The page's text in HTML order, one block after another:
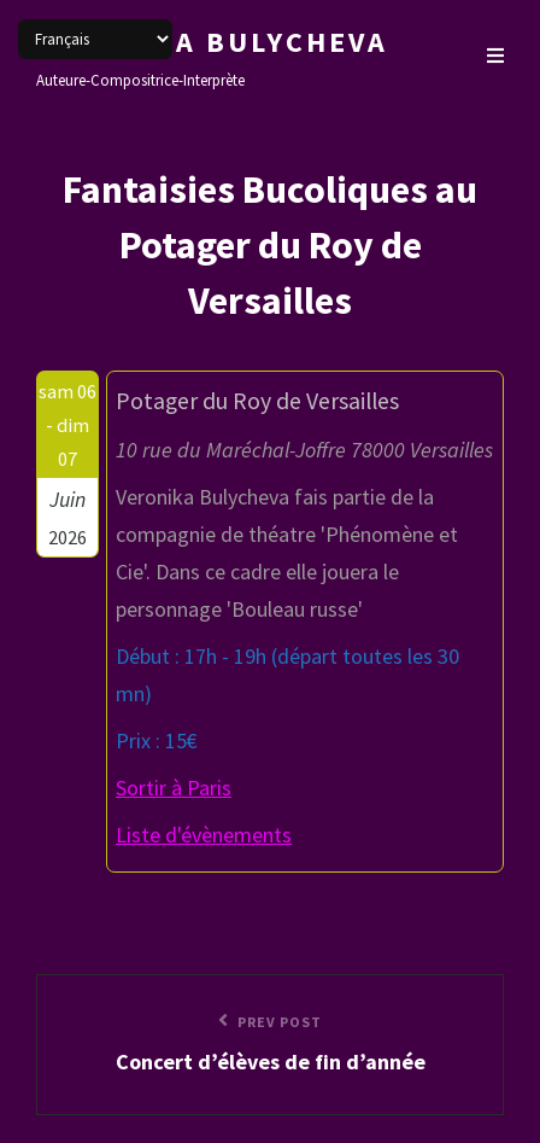
VERONIKA BULYCHEVA
Auteure-Compositrice-Interprète
Fantaisies Bucoliques au
Potager du Roy de
Versailles
sam 06
- dim
07
Juin
2026
Potager du Roy de Versailles
10 rue du Maréchal-Joffre 78000 Versailles
Veronika Bulycheva fais partie de la
compagnie de théatre 'Phénomène et
Cie'. Dans ce cadre elle jouera le
personnage 'Bouleau russe'
Début : 17h - 19h (départ toutes les 30
mn)
Prix : 15€
Sortir à Paris
Liste d'évènements
PREV POST
Concert d’élèves de fin d’année